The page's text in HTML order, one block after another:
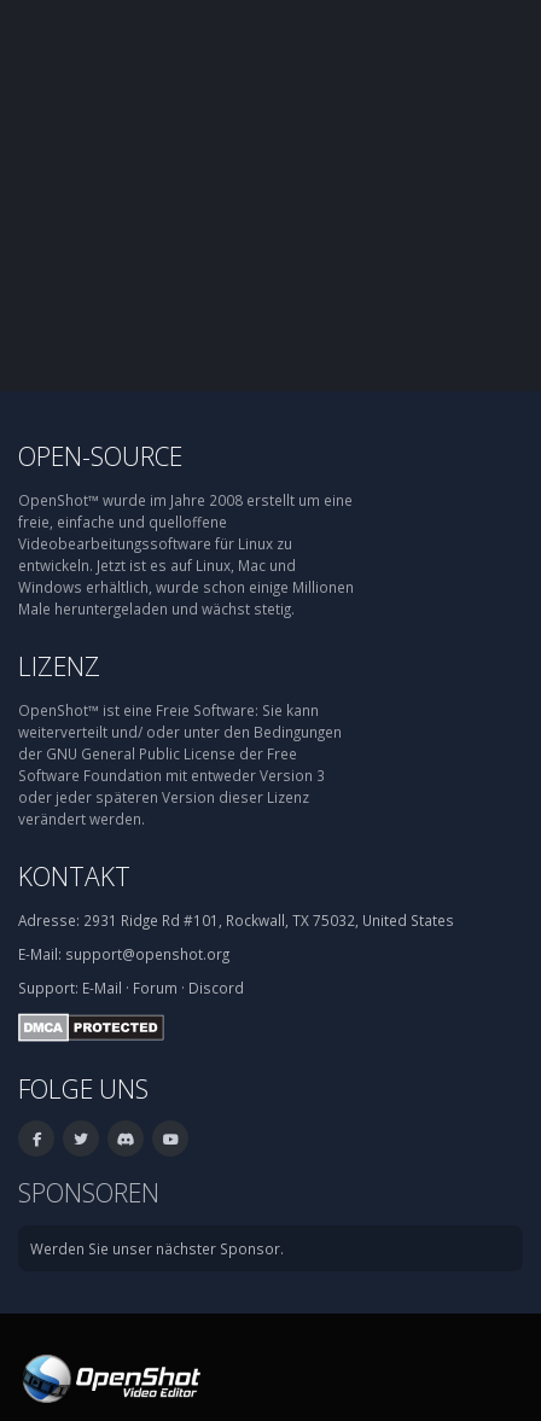
OPEN-SOURCE
OpenShot™ wurde im Jahre 2008 erstellt um eine
freie, einfache und quelloffene
Videobearbeitungssoftware für Linux zu
entwickeln. Jetzt ist es auf Linux, Mac und
Windows erhältlich, wurde schon einige Millionen
Male heruntergeladen und wächst stetig.
LIZENZ
OpenShot™ ist eine Freie Software: Sie kann
weiterverteilt und/ oder unter den Bedingungen
der GNU General Public License der Free
Software Foundation mit entweder Version 3
oder jeder späteren Version dieser Lizenz
verändert werden.
KONTAKT
Adresse: 2931 Ridge Rd #101, Rockwall, TX 75032, United States
E-Mail: support@openshot.org
Support: E-Mail · Forum · Discord
FOLGE UNS
SPONSOREN
Werden Sie unser nächster Sponsor.